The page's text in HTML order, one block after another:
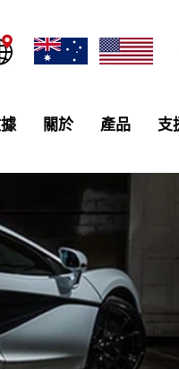
關於 產品 支